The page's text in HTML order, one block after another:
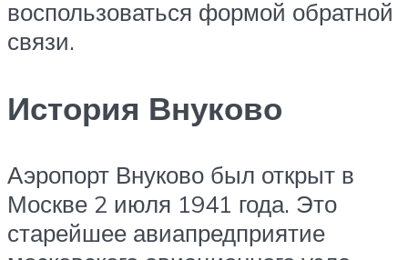
воспользоваться формой обратной
связи.
История Внуково
Аэропорт Внуково был открыт в
Москве 2 июля 1941 года. Это
старейшее авиапредприятие